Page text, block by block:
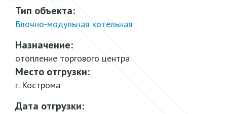
Тип объекта:
Блочно-модульная котельная
Назначение:
отопление торгового центра
Место отгрузки:
г. Кострома
Дата отгрузки: